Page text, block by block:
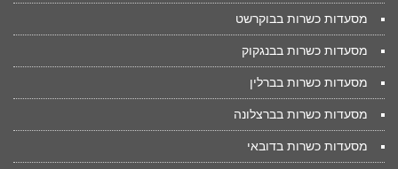
מסעדות כשרות בבוקרשט
מסעדות כשרות בבנגקוק
מסעדות כשרות בברלין
מסעדות כשרות בברצלונה
מסעדות כשרות בדובאי